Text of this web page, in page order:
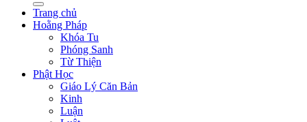
Trang chủ
Hoằng Pháp
Khóa Tu
Phóng Sanh
Từ Thiện
Phật Học
Giáo Lý Căn Bản
Kinh
Luận